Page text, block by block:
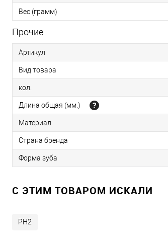
Вес (грамм)
Прочие
Артикул
Вид товара
кол.
Длина общая (мм.)
Материал
Страна бренда
Форма зуба
C ЭТИМ ТОВАРОМ ИСКАЛИ
PH2